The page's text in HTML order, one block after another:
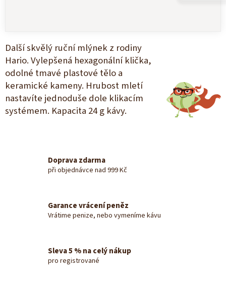
Další skvělý ruční mlýnek z rodiny
Hario. Vylepšená hexagonální klička,
odolné tmavé plastové tělo a
keramické kameny. Hrubost mletí
nastavíte jednoduše dole klikacím
systémem. Kapacita 24 g kávy.
Doprava zdarma
při objednávce nad 999 Kč
Garance vrácení peněz
Vrátime penize, nebo vymeníme kávu
Sleva 5 % na celý nákup
pro registrované